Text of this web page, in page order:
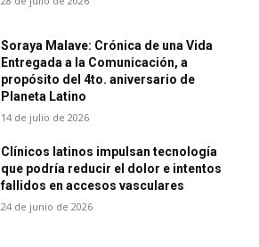
Soraya Malave: Crónica de una Vida
Entregada a la Comunicación, a
propósito del 4to. aniversario de
Planeta Latino
14 de julio de 2026
Clínicos latinos impulsan tecnología
que podría reducir el dolor e intentos
fallidos en accesos vasculares
24 de junio de 2026